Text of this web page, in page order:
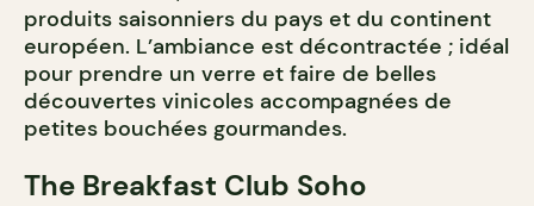
produits saisonniers du pays et du continent
européen. L’ambiance est décontractée ; idéal
pour prendre un verre et faire de belles
découvertes vinicoles accompagnées de
petites bouchées gourmandes.
The Breakfast Club Soho